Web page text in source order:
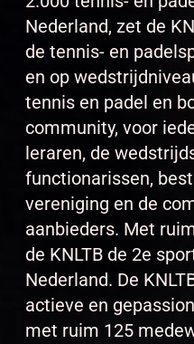
Nederland, zet de
de tennis- en
en op
tennis en padel en
community, voor
leraren, de
functionarissen,
vereniging en de
aanbieders. Met
de KNLTB de 2e
Nederland. De
actieve en
met ruim 125